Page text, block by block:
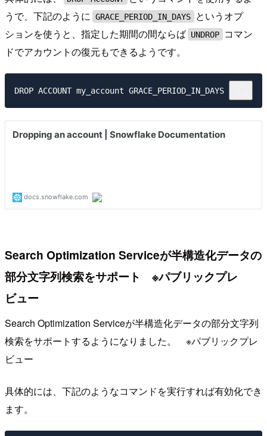
うで、下記のように GRACE_PERIOD_IN_DAYS
というオプ
ションを使うと、指定した期間の間ならば UNDROP
コマン
ドでアカウントの復元もできるようです。
Search Optimization Serviceが半構造化データの
部分文字列検索をサポート ※パブリックプレ
ビュー
Search Optimization Serviceが半構造化データの部分文字列
検索をサポートするようになりました。 ※パブリックプレ
ビュー
具体的には、下記のようなコマンドを実行すれば有効化でき
ます。